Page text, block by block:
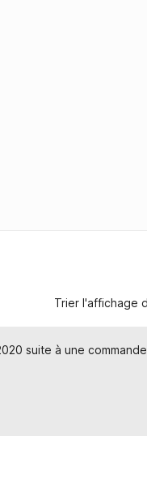
Trier l'affichage
suite à une